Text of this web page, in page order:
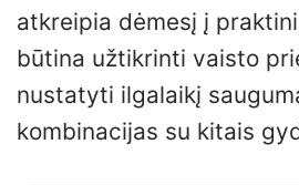
atkreipia dėmesį į
būtina užtikrinti vaisto
nustatyti ilgalaikį
kombinacijas su kitais